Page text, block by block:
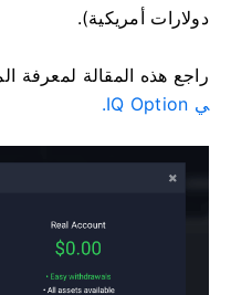
دولارات أمريكية).
راجع هذه المقالة لمعرفة
ي IQ Option.